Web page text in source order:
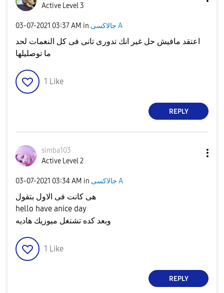
Active Level 3
‎03-07-2021 03:37 AM in جالاكسى A
اعتقد مافيش حل غير انك تدورى تانى فى كل النغمات لحد
ما توصليلها
1 Like
REPLY
simba103
Active Level 2
‎03-07-2021 03:34 AM in جالاكسى A
هى كانت فى الاول بتقول
hello have anice day
وبعد كده تشتغل ميوزيك هاديه
1 Like
REPLY